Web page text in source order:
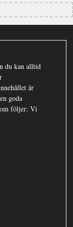
du kan alltid
är
goda
följer: Vi